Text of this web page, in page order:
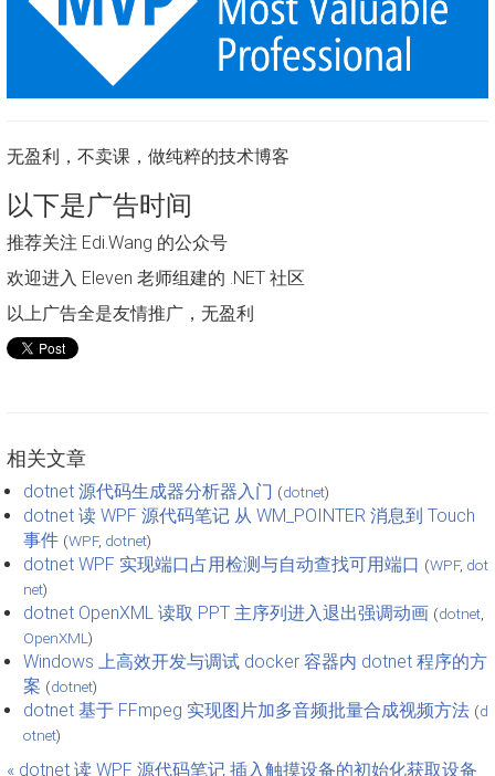
无盈利，不卖课，做纯粹的技术博客
以下是广告时间
推荐关注 Edi.Wang 的公众号
欢迎进入 Eleven 老师组建的 .NET 社区
以上广告全是友情推广，无盈利
相关文章
dotnet 源代码生成器分析器入门 (dotnet)
dotnet 读 WPF 源代码笔记 从 WM_POINTER 消息到 Touch
事件 (WPF, dotnet)
dotnet WPF 实现端口占用检测与自动查找可用端口 (WPF, dot
net)
dotnet OpenXML 读取 PPT 主序列进入退出强调动画 (dotnet
OpenXML )
Windows 上高效开发与调试 docker 容器内 dotnet 程序的方
案 (dotnet)
dotnet 基于 FFmpeg 实现图片加多音频批量合成视频方法 (d
otnet)
« dotnet 读 WPF 源代码笔记 插入触摸设备的初始化获取设备